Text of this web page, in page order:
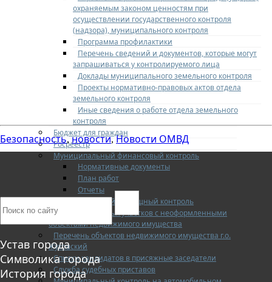
охраняемым законом ценностям при
осуществлении государственного контроля
(надзора), муниципального контроля
Программа профилактики
Перечень сведений и документов, которые могут
запрашиваться у контролируемого лица
Доклады муниципального земельного контроля
Проекты нормативно-правовых актов отдела
земельного контроля
Иные сведения о работе отдела земельного
контроля
Бюджет для граждан
Росреестр
Муниципальный финансовый контроль
Нормативные документы
План работ
Отчеты
Муниципальный жилищный контроль
Реестр земельных участков с неоформленными
объектами недвижимого имущества
Перечень объектов недвижимого имущества г.о.
Жуковский
Списки кандидатов в присяжные заседатели
Служба судебных приставов
Безопасность,новости,Новости ОМВД
Устав города
Символика города
История города